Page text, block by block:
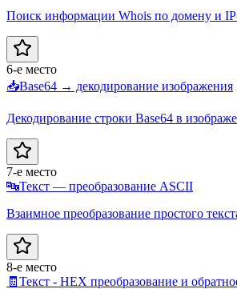
Поиск информации Whois по домену и
6-е место
📥Base64 → декодирование изображения
Декодирование строки Base64 в
7-е место
🔤Текст — преобразование ASCII
Взаимное преобразование простого
8-е место
🧾 Текст - HEX преобразование и